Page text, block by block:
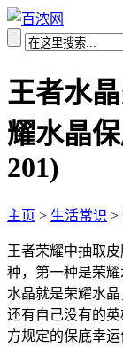
王者水
耀水晶
201)
主页 > 生活常识 >
王者荣耀中抽取
种，第一种是荣
水晶就是荣耀水
还有自己没有的
方规定的保底幸运